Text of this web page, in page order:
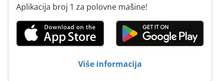
Aplikacija broj 1 za polovne mašine!
Više informacija